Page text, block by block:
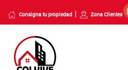
Consigna tu propiedad Zona Clientes